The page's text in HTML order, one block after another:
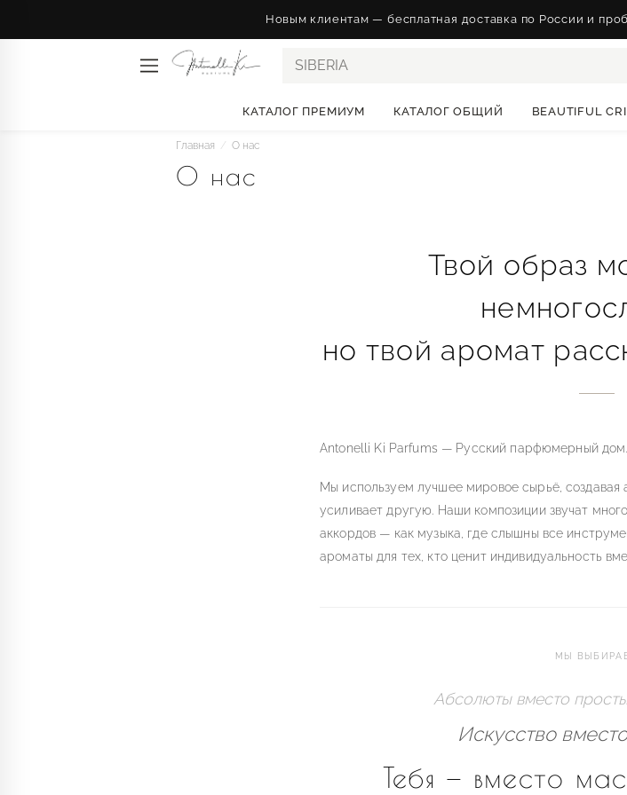
Новым клиентам — бесплатная доставка по России и
SIBER
КАТАЛОГ ПРЕМИУМ КАТАЛОГ ОБЩИЙ BEAUTIFUL
Главная / О нас
О нас
Твой образ
но твой аромат
Antonelli Ki Parfums — Русский парфюмерный дом.
Мы используем лучшее мировое сырьё,
усиливает другую. Наши композиции звучат
аккордов — как музыка, где слышны все
ароматы для тех, кто ценит индивидуальность
МЫ
Абсолюты вместо
Искусство
Тебя — вместо